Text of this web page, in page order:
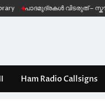
വിടരുത് – സ്കൗട്ട്
Ham Radio Callsigns